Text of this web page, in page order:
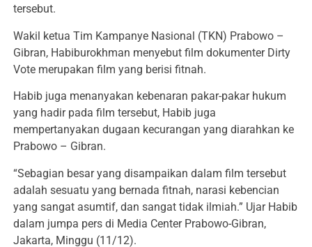
tersebut.
Wakil ketua Tim Kampanye Nasional (TKN) Prabowo –
Gibran, Habiburokhman menyebut film dokumenter Dirty
Vote merupakan film yang berisi fitnah.
Habib juga menanyakan kebenaran pakar-pakar hukum
yang hadir pada film tersebut, Habib juga
mempertanyakan dugaan kecurangan yang diarahkan ke
Prabowo – Gibran.
“Sebagian besar yang disampaikan dalam film tersebut
adalah sesuatu yang bernada fitnah, narasi kebencian
yang sangat asumtif, dan sangat tidak ilmiah.” Ujar Habib
dalam jumpa pers di Media Center Prabowo-Gibran,
Jakarta, Minggu (11/12).